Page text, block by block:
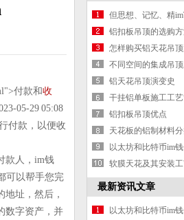
付款和收
05-29 05:08
付款，以便收
款人，im钱
可以帮手您完
址，然后，
数字资产，并
但思想、记忆、精
字世界流传
铝扣板吊顶的选购
怎样购买铝天花吊
不同空间的集成吊
保养？
铝天花吊顶演变史
干挂铝单板施工工
铝扣板吊顶优点
天花板的铝制材料
以太坊和比特币im
包
软膜天花及其安装
比
最新资讯文章
以太坊和比特币im